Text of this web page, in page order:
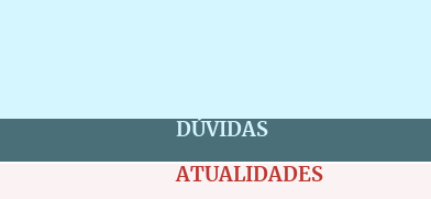
DÚVIDAS
ATUALIDADES